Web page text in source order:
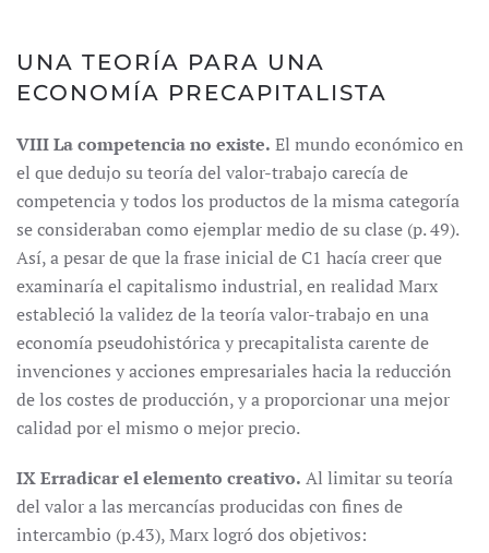
UNA TEORÍA PARA UNA
ECONOMÍA PRECAPITALISTA
VIII La competencia no existe. El mundo económico en
el que dedujo su teoría del valor-trabajo carecía de
competencia y todos los productos de la misma categoría
se consideraban como ejemplar medio de su clase (p. 49).
Así, a pesar de que la frase inicial de C1 hacía creer que
examinaría el capitalismo industrial, en realidad Marx
estableció la validez de la teoría valor-trabajo en una
economía pseudohistórica y precapitalista carente de
invenciones y acciones empresariales hacia la reducción
de los costes de producción, y a proporcionar una mejor
calidad por el mismo o mejor precio.
IX Erradicar el elemento creativo. Al limitar su teoría
del valor a las mercancías producidas con fines de
intercambio (p.43), Marx logró dos objetivos: